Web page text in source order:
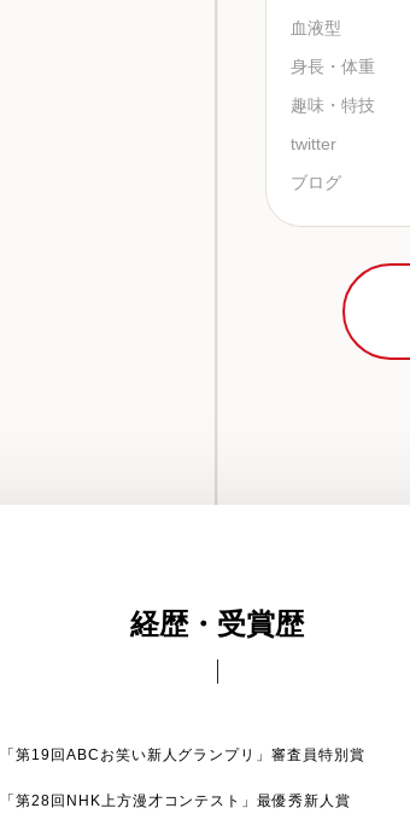
血液型
身長・体重
趣味・特技
twitter
ブログ
経歴・受賞歴
「第19回ABCお笑い新人グランプリ」審査員特別賞
「第28回NHK上方漫才コンテスト」最優秀新人賞